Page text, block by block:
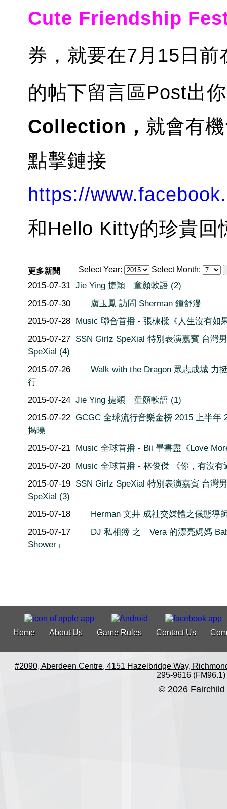
Cute Friendship
券，就要在7月15日前
的帖下留言區Post出
Collection， 就會有
點擊鏈接
https://
和Hello Kitty的珍貴
Select Year: Select Month:
更多新聞
2015-07-31 Jie Ying 捷穎 童顏軟語 (2)
2015-07-30
盧玉鳳 訪問 Sherman 鍾舒漫
2015-07-28 Music 聯合首播 - 張棟樑《人生沒有如
2015-07-27 SSN Girlz SpeXial 特別表演嘉賓 台灣
SpeXial (4)
2015-07-26
Walk with the Dragon 眾志成城 力
行
2015-07-24 Jie Ying 捷穎 童顏軟語 (1)
2015-07-22 GCGC 全球流行音樂金榜 2015 上半年
揭曉
2015-07-21 Music 全球首播 - Bii 畢書盡《Love
2015-07-20 Music 全球首播 - 林俊傑 《你，有沒有
2015-07-19 SSN Girlz SpeXial 特別表演嘉賓 台灣
SpeXial (3)
2015-07-18
Herman 文井 成社交媒體之儀態導
2015-07-17
DJ 私相簿 之「Vera 的漂亮媽媽
Shower」
Home About Us Game Rules Contact Us
#2090, Aberdeen Centre, 4151 Hazelbridge Way,
295-9616 (FM96.1)
© 2026 Fairchild